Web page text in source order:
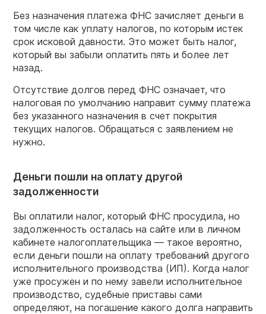
Без назначения платежа ФНС зачисляет деньги в
том числе как уплату налогов, по которым истек
срок исковой давности. Это может быть налог,
который вы забыли оплатить пять и более лет
назад.
Отсутствие долгов перед ФНС означает, что
налоговая по умолчанию направит сумму платежа
без указанного назначения в счет покрытия
текущих налогов. Обращаться с заявлением не
нужно.
Деньги пошли на оплату другой
задолженности
Вы оплатили налог, который ФНС просудила, но
задолженность осталась на сайте или в личном
кабинете налогоплательщика — такое вероятно,
если деньги пошли на оплату требований другого
исполнительного производства (ИП). Когда налог
уже просужен и по нему завели исполнительное
производство, судебные приставы сами
определяют, на погашение какого долга направить